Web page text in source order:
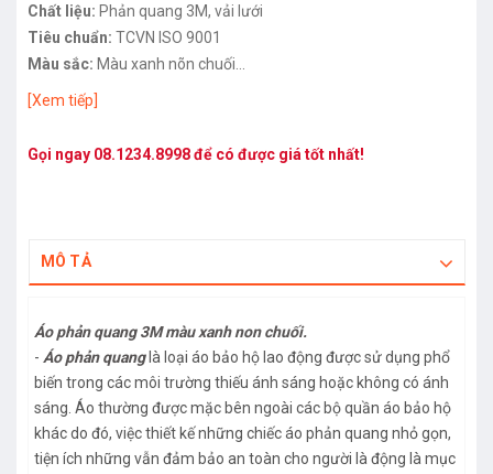
Chất liệu: Phản quang 3M, vải lưới
Tiêu chuẩn: TCVN ISO 9001
Màu sắc: Màu xanh nõn chuối
Kích cỡ:tiêu chuẩn
[Xem tiếp]
Gọi ngay 08.1234.8998để có được giá tốt nhất!
MÔ TẢ
Áo phản quang 3M màu xanh non chuối.
- Áo phản quanglà loại áo bảo hộ lao động được sử dụng phổ
biến trong các môi trường thiếu ánh sáng hoặc không có ánh
sáng. Áo thường được mặc bên ngoài các bộ quần áo bảo hộ
khác do đó, việc thiết kế những chiếc áo phản quang nhỏ gọn,
tiện ích những vẫn đảm bảo an toàn cho người là động là mục